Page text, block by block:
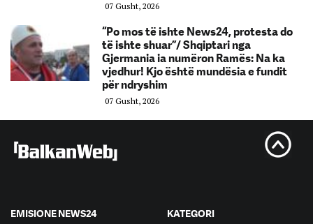
07 Gusht, 2026
“Po mos të ishte News24, protesta do
të ishte shuar”/ Shqiptari nga
Gjermania ia numëron Ramës: Na ka
vjedhur! Kjo është mundësia e fundit
për ndryshim
07 Gusht, 2026
EMISIONE NEWS24 KATEGORI